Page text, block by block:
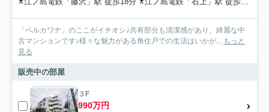
「ベルカワナ」のここがイチオシ♪共有部分も清潔感があり、綺麗な中
古マンションです♪様々な魅力がある角住戸での生活はいかが...
もっと
見る
販売中の部屋
３F
990万円